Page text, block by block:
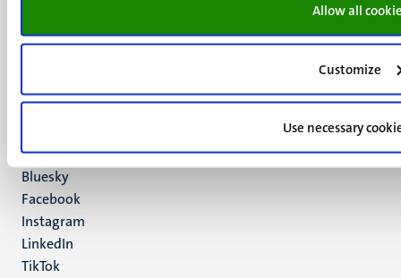
Allow all
Customize
Use necessary
+31 43 388 2222
P.O. Box 616
Maastricht
Social
media
Bluesky
Facebook
Instagram
LinkedIn
TikTok